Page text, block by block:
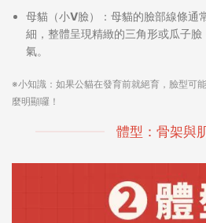
母貓（小V臉）：母貓的臉部線條通
細，整體呈現精緻的三角形或瓜子
氣。
※小知識：如果公貓在發育前就絕育，臉型可
麼明顯囉！
體型：骨架與